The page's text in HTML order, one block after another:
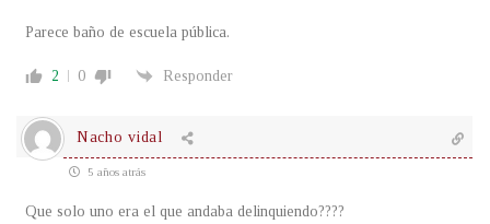
Parece baño de escuela pública.
2 0 Responder
Nacho vidal
5 años atrás
Que solo uno era el que andaba delinquiendo????